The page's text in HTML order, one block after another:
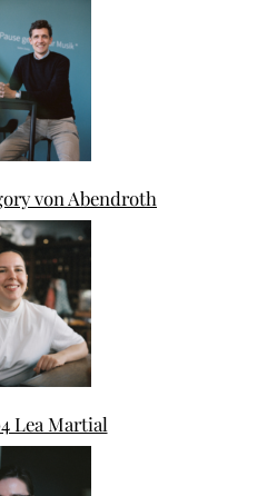
von Abendroth
Lea Martial